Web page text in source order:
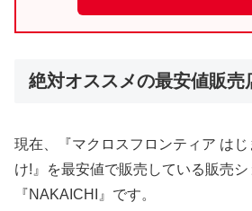
絶対オススメの最安値販売
現在、『マクロスフロンティア は
け!』を最安値で販売している販売シ
『NAKAICHI』です。